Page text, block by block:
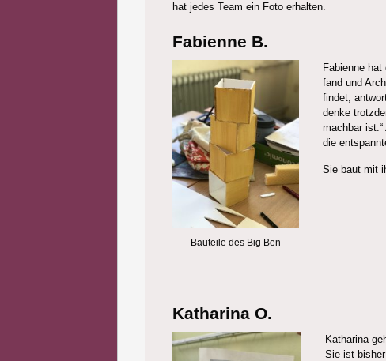
hat jedes Team ein Foto erhalten.
Fabienne B.
Bauteile des Big Ben
Fabienne
fand und
findet,
denke
machbar
die
Sie baut mit
Katharina O.
Katharina
Sie ist